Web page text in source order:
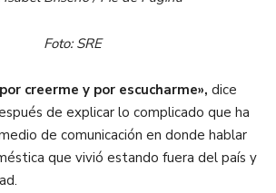
Foto: SRE
creerme y por escucharme», dice
de explicar lo complicado que ha
de comunicación en donde hablar
que vivió estando fuera del país y